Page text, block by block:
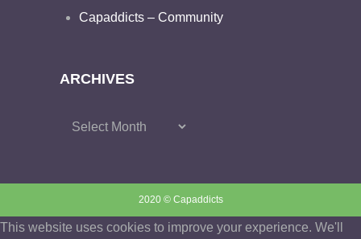
Capaddicts – Community
ARCHIVES
Archives
2020 © Capaddicts
This website uses cookies to improve your experience. We'll